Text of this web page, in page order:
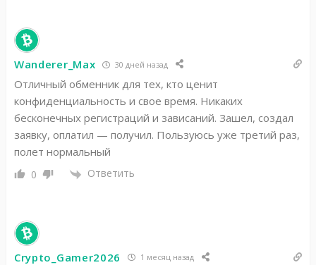
Wanderer_Max 30 дней назад
Отличный обменник для тех, кто ценит
конфиденциальность и свое время. Никаких
бесконечных регистраций и зависаний. Зашел, создал
заявку, оплатил — получил. Пользуюсь уже третий раз,
полет нормальный
0 Ответить
Crypto_Gamer2026 1 месяц назад